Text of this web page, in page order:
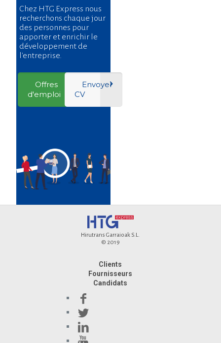
Chez HTG Express nous
recherchons chaque jour
des personnes pour
apporter et enrichir le
développement de
l'entreprise.
Offres
d'emploi
Envoyer
CV
Hirutrans Garraioak S.L.
© 2019
Clients
Fournisseurs
Candidats